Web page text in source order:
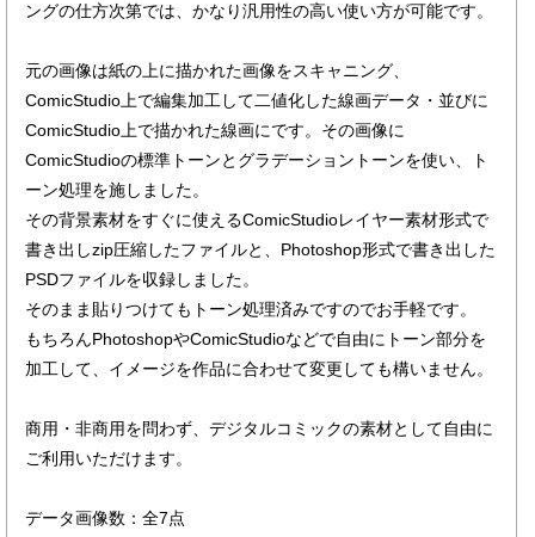
ングの仕方次第では、かなり汎用性の高い使い方が可能です。
元の画像は紙の上に描かれた画像をスキャニング、
ComicStudio上で編集加工して二値化した線画データ・並びに
ComicStudio上で描かれた線画にです。その画像に
ComicStudioの標準トーンとグラデーショントーンを使い、ト
ーン処理を施しました。
その背景素材をすぐに使えるComicStudioレイヤー素材形式で
書き出しzip圧縮したファイルと、Photoshop形式で書き出した
PSDファイルを収録しました。
そのまま貼りつけてもトーン処理済みですのでお手軽です。
もちろんPhotoshopやComicStudioなどで自由にトーン部分を
加工して、イメージを作品に合わせて変更しても構いません。
商用・非商用を問わず、デジタルコミックの素材として自由に
ご利用いただけます。
データ画像数：全7点